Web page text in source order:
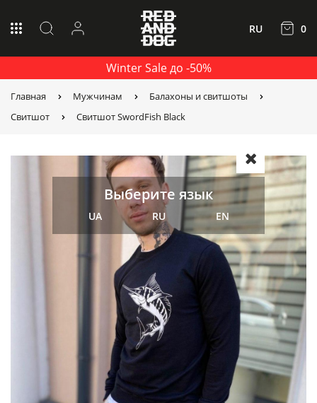
Winter Sale до -50%
RU 0
Главная Мужчинам
Балахоны и свитшоты
Свитшот
Свитшот SwordFish Black
Выберите язык
UA RU EN